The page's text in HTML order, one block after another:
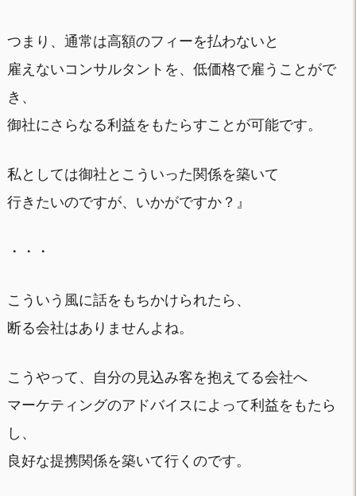
つまり、通常は高額のフィーを払わないと
雇えないコンサルタントを、低価格で雇うことがで
き、
御社にさらなる利益をもたらすことが可能です。
私としては御社とこういった関係を築いて
行きたいのですが、いかがですか？』
・・・
こういう風に話をもちかけられたら、
断る会社はありませんよね。
こうやって、自分の見込み客を抱えてる会社へ
マーケティングのアドバイスによって利益をもたら
し、
良好な提携関係を築いて行くのです。